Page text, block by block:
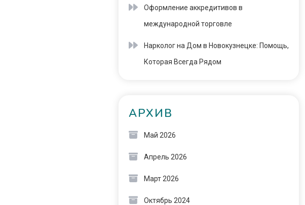
Оформление аккредитивов в
международной торговле
Нарколог на Дом в Новокузнецке: Помощь,
Которая Всегда Рядом
АРХИВ
Май 2026
Апрель 2026
Март 2026
Октябрь 2024